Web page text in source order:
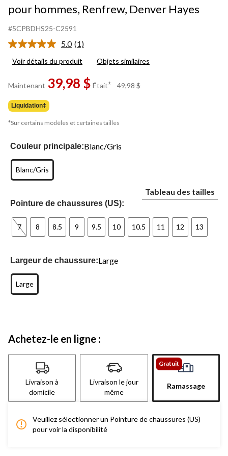
pour hommes, Renfrew, Denver Hayes
#5CPBDHS25-C2591
5.0 Lire
commentaire.
vers
la
(1)
Voir détails du produit Objets similaires
Maintenant 39,98 $ Était± 49,98 $
Liquidation‡
*Sur certains modèles et certaines tailles
Couleur principale:Blanc/Gris
Blanc/Gris
Pointure de chaussures (US):
Tableau des tailles
7 8 8.5 9 9.5 10 10.5 11 12 13
Largeur de chaussure:Large
Large
Achetez-le en ligne :
Livraison à
domicile
Livraison le jour
même
Gratuit
Ramassage
Veuillez sélectionner un Pointure de chaussures (US)
pour voir la disponibilité